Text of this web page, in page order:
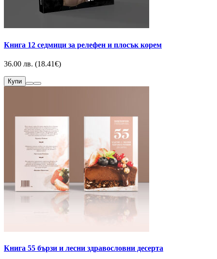
Книга 12 седмици за релефен и плосък корем
36.00 лв. (18.41€)
Купи
Книга 55 бързи и лесни здравословни десерта